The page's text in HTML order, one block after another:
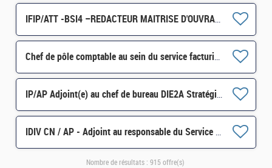
IFIP/ATT -BSI4 –REDACTEUR MAITRISE D'OUVRAGE (MOA) - H/F
Chef de pôle comptable au sein du service facturier (SFACT) ville de Paris à la DRFIP de Paris H/F
IP/AP Adjoint(e) au chef de bureau DIE2A Stratégie et Doctrine de l'immobilier de l'Etat H/F
IDIV CN / AP - Adjoint au responsable du Service de Gestion Comptable de Montargis H/F
Nombre de résultats : 915 offre(s)